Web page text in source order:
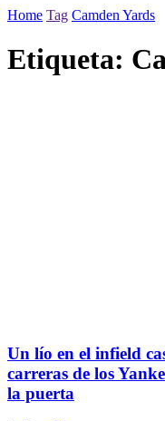
Home Tag Camden Yards
Etiqueta:
Un lío en el infield
carreras de los
la puerta